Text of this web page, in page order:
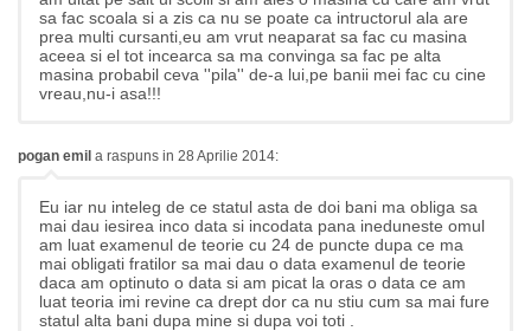
sa fac scoala si a zis ca nu se poate ca intructorul ala are
prea multi cursanti,eu am vrut neaparat sa fac cu masina
aceea si el tot incearca sa ma convinga sa fac pe alta
masina probabil ceva ''pila'' de-a lui,pe banii mei fac cu cine
vreau,nu-i asa!!!
pogan emil a raspuns in 28 Aprilie 2014:
Eu iar nu inteleg de ce statul asta de doi bani ma obliga sa
mai dau iesirea inco data si incodata pana ineduneste omul
am luat examenul de teorie cu 24 de puncte dupa ce ma
mai obligati fratilor sa mai dau o data examenul de teorie
daca am optinuto o data si am picat la oras o data ce am
luat teoria imi revine ca drept dor ca nu stiu cum sa mai fure
statul alta bani dupa mine si dupa voi toti .